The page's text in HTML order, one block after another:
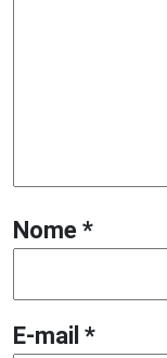
Nome *
E-mail *